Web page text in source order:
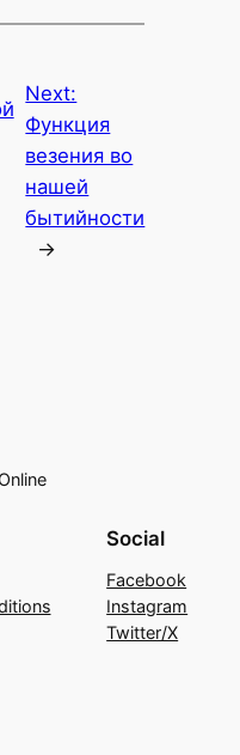
Next:
Функция
везения во
нашей
бытийности
→
Social
Facebook
Instagram
Twitter/X